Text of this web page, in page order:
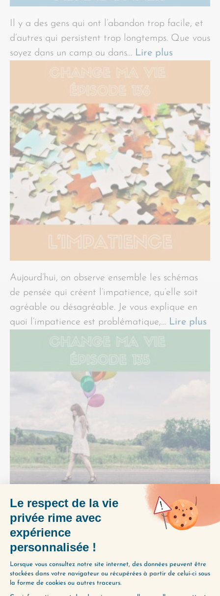
Il y a des gens qui ont l’abandon trop facile, et
d’autres qui persistent trop longtemps. Que vous
soyez dans un camp ou dans… Lire plus
Aujourd’hui, on observe ensemble les schémas
de pensée qui créent l’impatience, qu’elle soit
agréable ou désagréable. Je vous explique en
quoi l’impatience est problématique,… Lire plus
Cette semaine, on parle de déception, l’une des
émotions les plus pénibles pour nombre d’entre
nous ! On décode ensemble ce que cette